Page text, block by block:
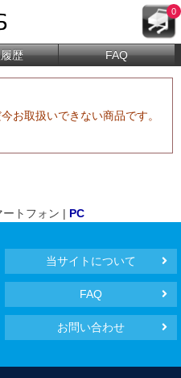
0
歴 FAQ
お取扱いできない商品です。
トフォン | PC
当サイトについて
FAQ
お問い合わせ